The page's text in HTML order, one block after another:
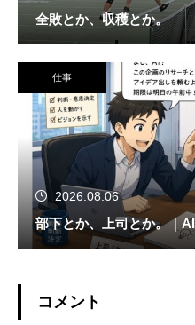
全敗とか、収穫とか。
仕事
2026.08.06
部下とか、上司とか。｜
コメント